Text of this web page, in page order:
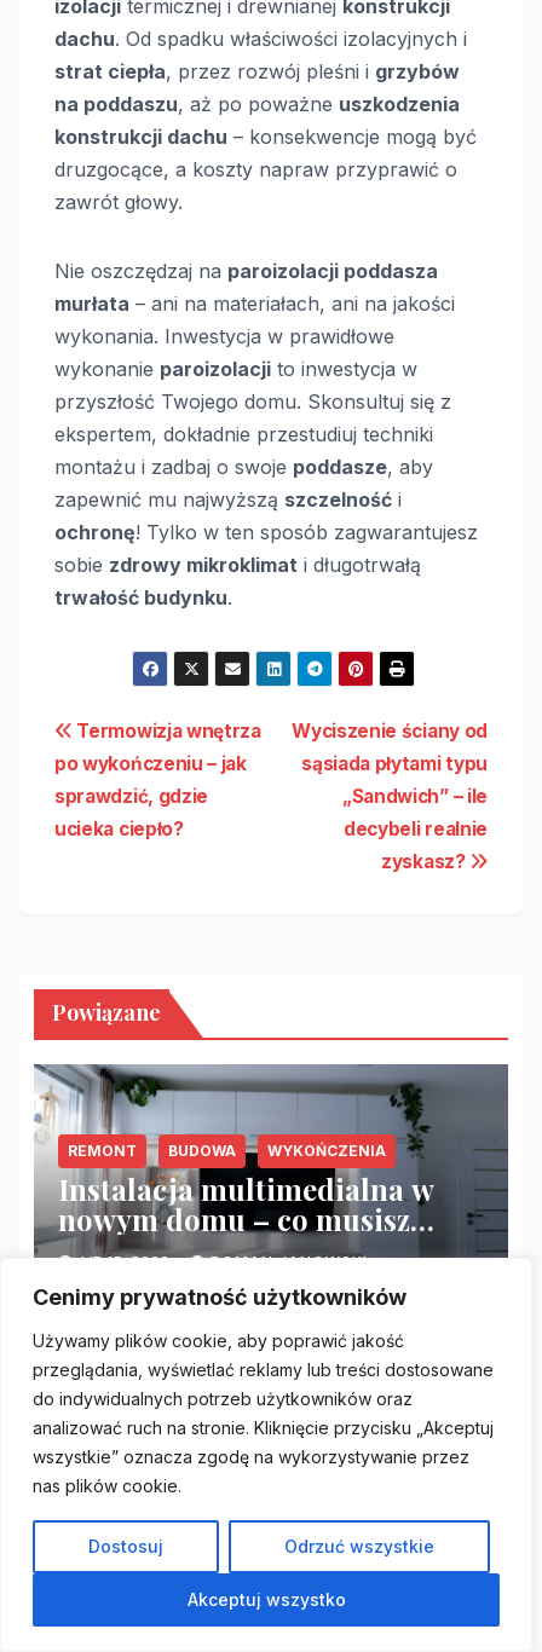
Cenimy prywatność użytkowników
Używamy plików cookie, aby poprawić jakość
przeglądania, wyświetlać reklamy lub treści dostosowane
do indywidualnych potrzeb użytkowników oraz
analizować ruch na stronie. Kliknięcie przycisku „Akceptuj
wszystkie” oznacza zgodę na wykorzystywanie przez
nas plików cookie.
Dostosuj Odrzuć wszystkie
Akceptuj wszystko
izolacji termicznej i drewnianej konstrukcji
dachu. Od spadku właściwości izolacyjnych i
strat ciepła, przez rozwój pleśni i grzybów
na poddaszu, aż po poważne uszkodzenia
konstrukcji dachu – konsekwencje mogą być
druzgocące, a koszty napraw przyprawić o
zawrót głowy.
Nie oszczędzaj na paroizolacji poddasza
murłata – ani na materiałach, ani na jakości
wykonania. Inwestycja w prawidłowe
wykonanie paroizolacji to inwestycja w
przyszłość Twojego domu. Skonsultuj się z
ekspertem, dokładnie przestudiuj techniki
montażu i zadbaj o swoje poddasze, aby
zapewnić mu najwyższą szczelność i
ochronę! Tylko w ten sposób zagwarantujesz
sobie zdrowy mikroklimat i długotrwałą
trwałość budynku.
Nawigacja
wpisu
Wyciszenie ściany od
sąsiada płytami typu
„Sandwich” – ile
decybeli realnie
zyskasz?
Termowizja wnętrza
po wykończeniu – jak
sprawdzić, gdzie
ucieka ciepło?
Powiązane
REMONT BUDOWA WYKOŃCZENIA
Instalacja multimedialna w
nowym domu – co musisz
zrobić przed tynkami?
LIP 15, 2026 ROMAN JANOWSKI
WYKOŃCZENIA
Zabudowa meblowa pod sufit
– jak zamaskować przerwę
między szafą a sufitem
(blenda)?
CZE 12, 2026 ROMAN JANOWSKI